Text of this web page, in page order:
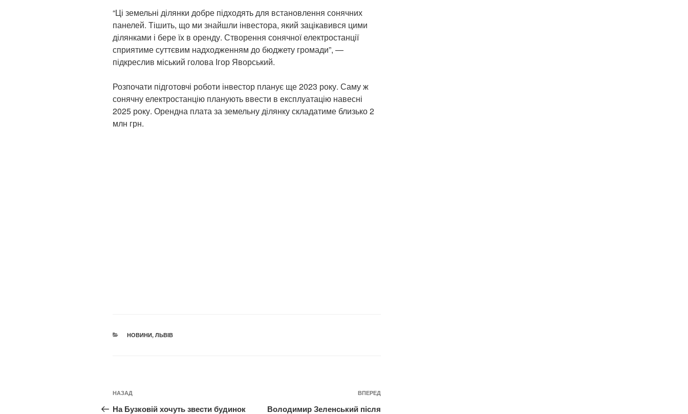
“Ці земельні ділянки добре підходять для встановлення сонячних
панелей. Тішить, що ми знайшли інвестора, який зацікавився цими
ділянками і бере їх в оренду. Створення сонячної електростанції
сприятиме суттєвим надходженням до бюджету громади”, —
підкреслив міський голова Ігор Яворський.
Розпочати підготовчі роботи інвестор планує ще 2023 року. Саму ж
сонячну електростанцію планують ввести в експлуатацію навесні
2025 року. Орендна плата за земельну ділянку складатиме близько 2
млн грн.
КАТЕГОРІЇ
НОВИНИ, ЛЬВІВ
Навігація
записів
Попередній
запис:
НАЗАД
На Бузковій хочуть звести будинок
Наступний
ВПЕРЕД
Володимир Зеленський після